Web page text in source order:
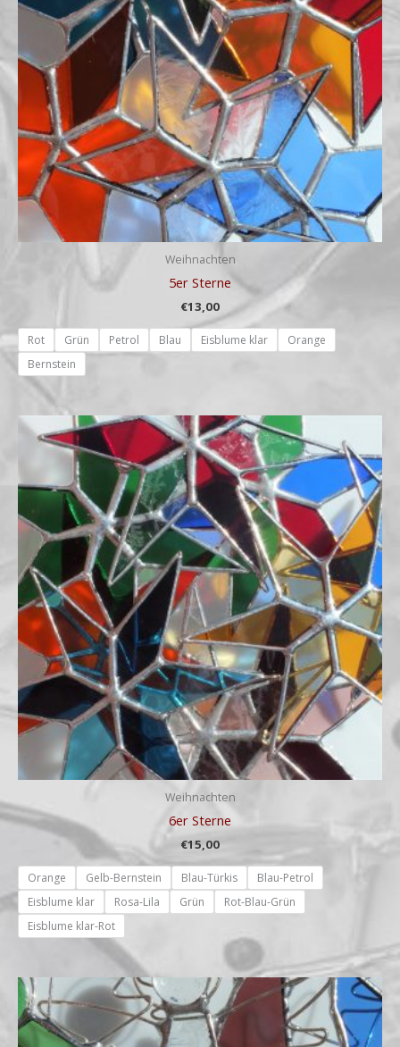
Weihnachten
5er Sterne
€13,00
Rot Grün Petrol Blau Eisblume klar
Orange
Bernstein
Weihnachten
6er Sterne
€15,00
Orange Gelb-Bernstein Blau-Türkis
Blau-Petrol
Eisblume klar
Rosa-Lila Grün
Rot-Blau-Grün
Eisblume klar-Rot